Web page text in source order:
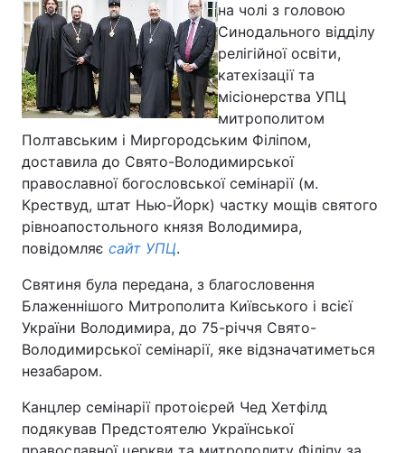
на чолі з головою
Синодального відділу
релігійної освіти,
катехізації та
місіонерства УПЦ
митрополитом
Полтавським і Миргородським Філіпом,
доставила до Свято-Володимирської
православної богословської семінарії (м.
Крествуд, штат Нью-Йорк) частку мощів святого
рівноапостольного князя Володимира,
повідомляє сайт УПЦ.
Святиня була передана, з благословення
Блаженнішого Митрополита Київського і всієї
України Володимира, до 75-річчя Свято-
Володимирської семінарії, яке відзначатиметься
незабаром.
Канцлер семінарії протоієрей Чед Хетфілд
подякував Предстоятелю Української